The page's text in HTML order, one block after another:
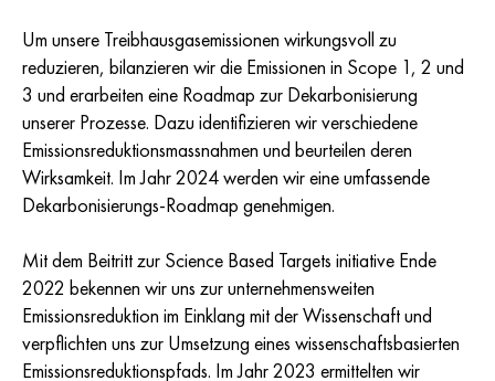
Um unsere Treibhausgasemissionen wirkungsvoll zu
reduzieren, bilanzieren wir die Emissionen in Scope 1, 2 und
3 und erarbeiten eine Roadmap zur Dekarbonisierung
unserer Prozesse. Dazu identifizieren wir verschiedene
Emissionsreduktionsmassnahmen und beurteilen deren
Wirksamkeit. Im Jahr 2024 werden wir eine umfassende
Dekarbonisierungs-Roadmap genehmigen.
Mit dem Beitritt zur Science Based Targets initiative Ende
2022 bekennen wir uns zur unternehmensweiten
Emissionsreduktion im Einklang mit der Wissenschaft und
verpflichten uns zur Umsetzung eines wissenschaftsbasierten
Emissionsreduktionspfads. Im Jahr 2023 ermittelten wir